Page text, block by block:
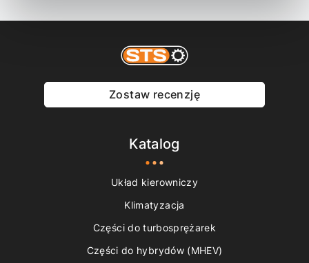
Zostaw recenzję
Katalog
Układ kierowniczy
Klimatyzacja
Części do turbosprężarek
Części do hybrydów (MHEV)